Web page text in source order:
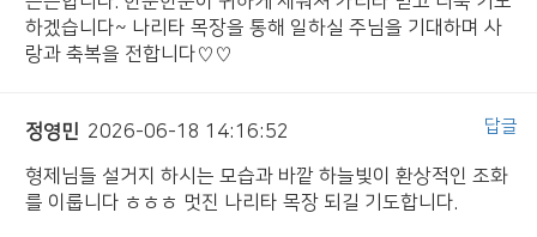
하겠습니다~ 나리타 목장을 통해 일하실 주님을 기대하며 사
랑과 축복을 전합니다♡♡
정영민 2026-06-18 14:16:52
형제님들 설거지 하시는 모습과 바깥 하늘빛이 환상적인 조화
를 이룹니다 ㅎㅎㅎ 멋진 나리타 목장 되길 기도합니다.
답글